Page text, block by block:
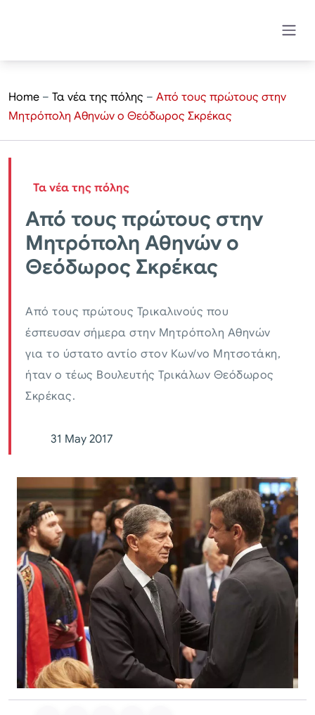
Home – Τα νέα της πόλης – Από τους πρώτους στην
Μητρόπολη Αθηνών ο Θεόδωρος Σκρέκας
Τα νέα της πόλης
Από τους πρώτους στην
Μητρόπολη Αθηνών ο
Θεόδωρος Σκρέκας
Από τους πρώτους Τρικαλινούς που
έσπευσαν σήμερα στην Μητρόπολη Αθηνών
για το ύστατο αντίο στον Κων/νο Μητσοτάκη,
ήταν ο τέως Βουλευτής Τρικάλων Θεόδωρος
Σκρέκας.
31 May 2017